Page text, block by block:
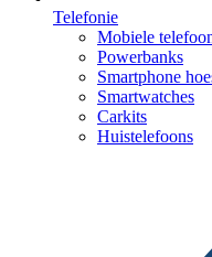
Telefonie
Mobiele
Powerbanks
Smartphone
Smartwatches
Carkits
Huistelefoons